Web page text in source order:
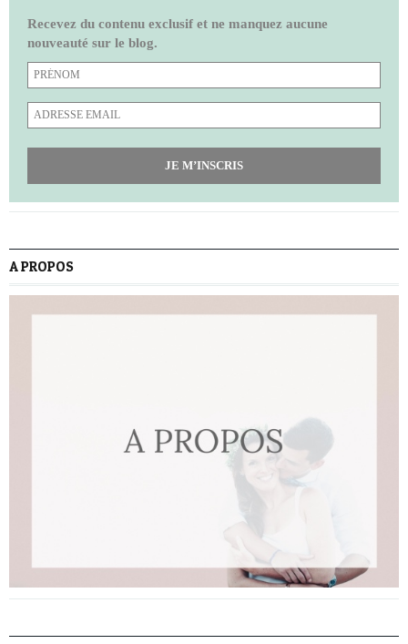
Recevez du contenu exclusif et ne manquez aucune
nouveauté sur le blog.
JE M’INSCRIS
A PROPOS